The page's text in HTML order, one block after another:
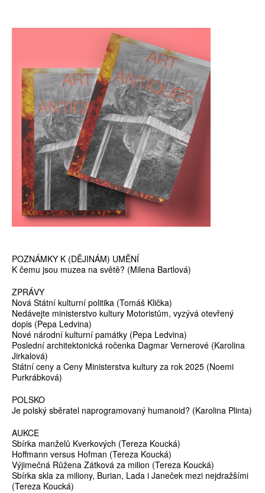
POZNÁMKY K (DĚJINÁM) UMĚNÍ
K čemu jsou muzea na světě? (Milena Bartlová)
ZPRÁVY
Nová Státní kulturní politika (Tomáš Klička)
Nedávejte ministerstvo kultury Motoristům, vyzývá otevřený
dopis (Pepa Ledvina)
Nové národní kulturní památky (Pepa Ledvina)
Poslední architektonická ročenka Dagmar Vernerové (Karolina
Jirkalová)
Státní ceny a Ceny Ministerstva kultury za rok 2025 (Noemi
Purkrábková)
POLSKO
Je polský sběratel naprogramovaný humanoid? (Karolina Plinta)
AUKCE
Sbírka manželů Kverkových (Tereza Koucká)
Hoffmann versus Hofman (Tereza Koucká)
Výjimečná Růžena Zátková za milion (Tereza Koucká)
Sbírka skla za miliony, Burian, Lada i Janeček mezi nejdražšími
(Tereza Koucká)